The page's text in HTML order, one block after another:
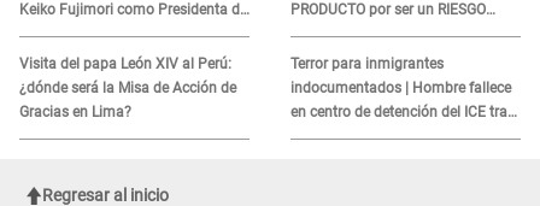
Keiko Fujimori como Presidenta de
la República
Visita del papa León XIV al Perú:
¿dónde será la Misa de Acción de
Gracias en Lima?
PRODUCTO por ser un RIESGO
MORTAL para consumidores: ¿Cuál
es?
Terror para inmigrantes
indocumentados | Hombre fallece
en centro de detención del ICE tras
sufrir una "emergencia médica"
Regresar al inicio